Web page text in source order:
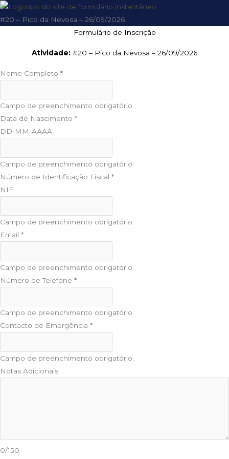
#20 – Pico da Nevosa – 26/09/2026
Formulário de Inscrição
Atividade: #20 – Pico da Nevosa – 26/09/2026
Nome Completo *
Campo de preenchimento obrigatório.
Data de Nascimento *
DD-MM-AAAA
Campo de preenchimento obrigatório.
Número de Identificação Fiscal *
NIF
Campo de preenchimento obrigatório.
Email *
Campo de preenchimento obrigatório.
Número de Telefone *
Campo de preenchimento obrigatório.
Contacto de Emergência *
Campo de preenchimento obrigatório.
Notas Adicionais
0/150